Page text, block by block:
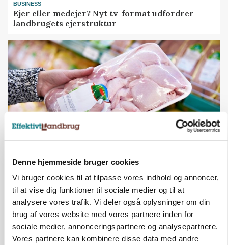
Denne hjemmeside bruger cookies
Vi bruger cookies til at tilpasse vores indhold og annoncer,
til at vise dig funktioner til sociale medier og til at
analysere vores trafik. Vi deler også oplysninger om din
brug af vores website med vores partnere inden for
sociale medier, annonceringspartnere og analysepartnere.
Vores partnere kan kombinere disse data med andre
BUSINESS
Ejer eller medejer? Nyt tv-format udfordrer
landbrugets ejerstruktur
MARKEDSFOKUS
Prisgab på 20 kroner pr. kg vokser: Polsk kylling
presser markedet